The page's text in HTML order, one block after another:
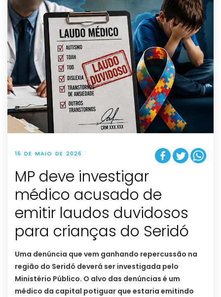
16 DE MAIO DE 2026
MP deve investigar
médico acusado de
emitir laudos duvidosos
para crianças do Seridó
Uma denúncia que vem ganhando repercussão na
região do Seridó deverá ser investigada pelo
Ministério Público. O alvo das denúncias é um
médico da capital potiguar que estaria emitindo